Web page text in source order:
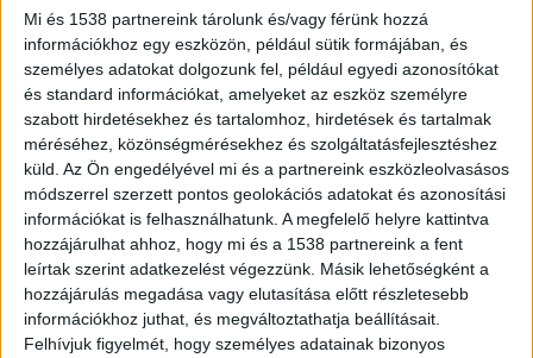
Mi és 1538 partnereink tárolunk és/vagy férünk hozzá
információkhoz egy eszközön, például sütik formájában, és
személyes adatokat dolgozunk fel, például egyedi azonosítókat
és standard információkat, amelyeket az eszköz személyre
szabott hirdetésekhez és tartalomhoz, hirdetések és tartalmak
méréséhez, közönségmérésekhez és szolgáltatásfejlesztéshez
küld. Az Ön engedélyével mi és a partnereink eszközleolvasásos
módszerrel szerzett pontos geolokációs adatokat és azonosítási
információkat is felhasználhatunk. A megfelelő helyre kattintva
hozzájárulhat ahhoz, hogy mi és a 1538 partnereink a fent
leírtak szerint adatkezelést végezzünk. Másik lehetőségként a
hozzájárulás megadása vagy elutasítása előtt részletesebb
információkhoz juthat, és megváltoztathatja beállításait.
Felhívjuk figyelmét, hogy személyes adatainak bizonyos
érkezett érte mentőhelikopter, már nem
lehetett megmenteni az életét.
Halálos baleset
Tragikus baleset történt szerdán egy abonyi
telephelyen. Egy 51 éves férfi halálos munkahelyi
balesetet szenvedett, amikor munkatársa egy
markológéppel dolgozott mellette. A gép kanala